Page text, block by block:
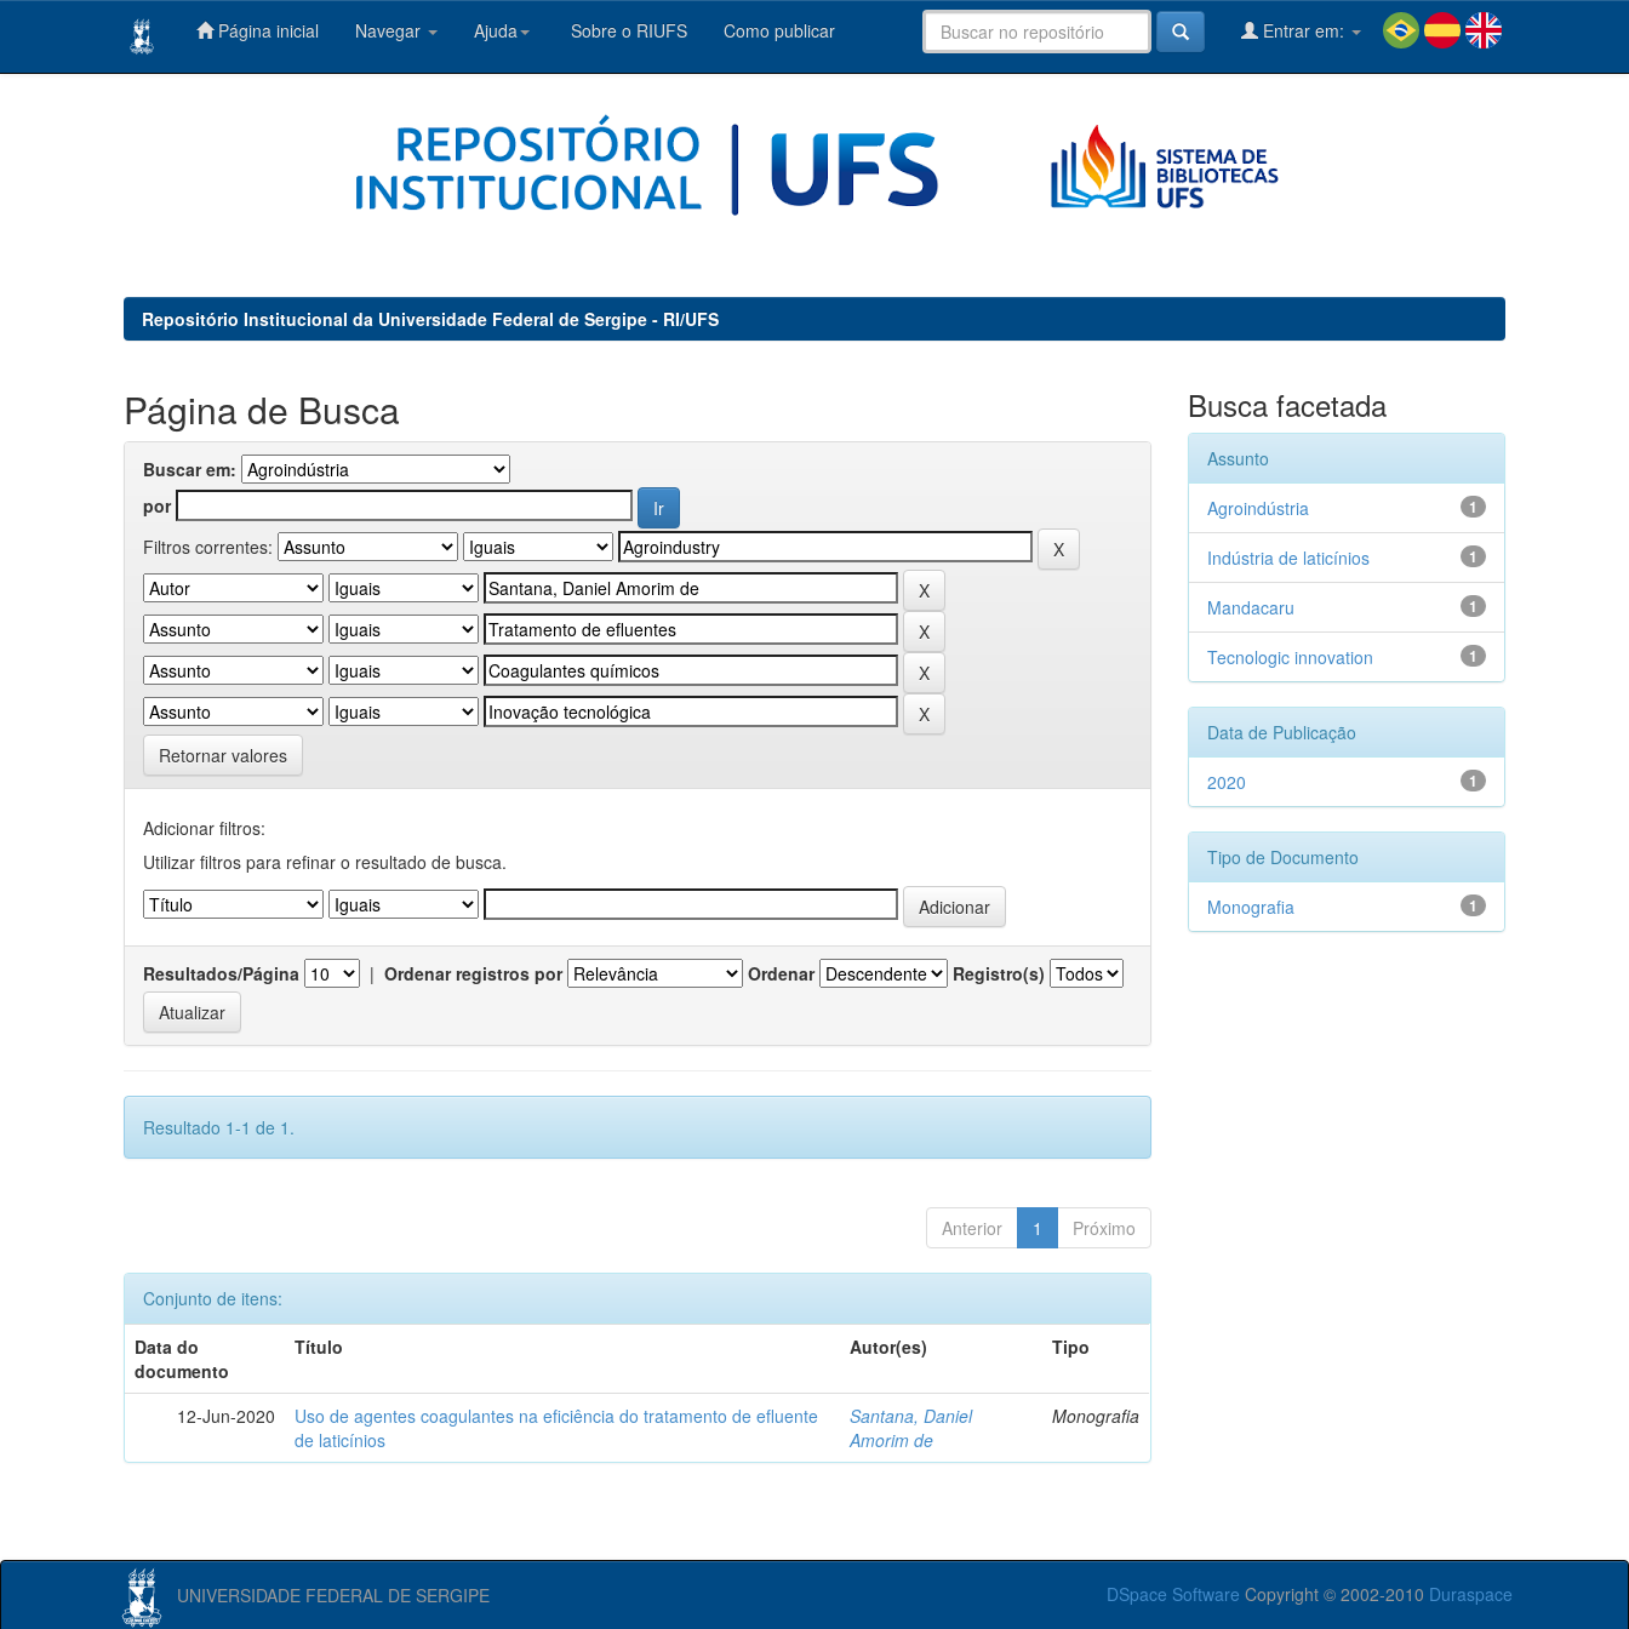
Página inicial Navegar Ajuda Sobre o RIUFS Como publicar Entrar em:
Repositório Institucional da Universidade Federal de Sergipe - RI/UFS
Página de Busca
Buscar em:
por
Filtros correntes:
Retornar valores
Adicionar filtros:
Utilizar filtros para refinar o resultado de busca.
Resultados/Página | Ordenar registros por Ordenar Registro(s)
Resultado 1-1 de 1.
Anterior 1 Próximo
Conjunto de itens:
Data do
documento
Título Autor(es) Tipo
12-Jun-2020
Uso de agentes coagulantes na eficiência do tratamento de efluente
de laticínios
Santana, Daniel
Amorim de
Monografia
Busca facetada
Assunto
1
Agroindústria
1
Indústria de laticínios
1
Mandacaru
1
Tecnologic innovation
Data de Publicação
1
2020
Tipo de Documento
1
Monografia
UNIVERSIDADE FEDERAL DE SERGIPE DSpace Software Copyright © 2002-2010 Duraspace